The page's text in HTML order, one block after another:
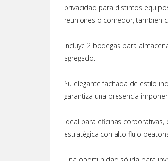
privacidad para distintos
reuniones o comedor, también
Incluye 2 bodegas para
agregado.
Su elegante fachada de estilo
garantiza una presencia
Ideal para oficinas
estratégica con alto flujo